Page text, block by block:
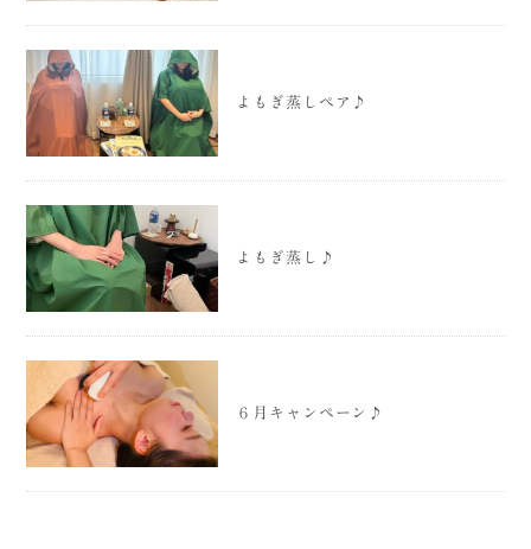
よもぎ蒸しペア♪
よもぎ蒸し♪
６月キャンペーン♪